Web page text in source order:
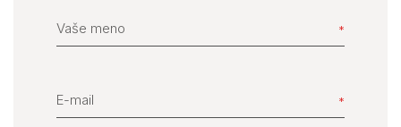
Vaše meno
E-mail